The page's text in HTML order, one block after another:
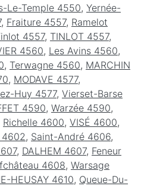
Le-Temple 4550, Yernée-
, Fraiture 4557, Ramelot
4557, TINLOT 4557,
4560, Les Avins 4560,
, Terwagne 4560, MARCHIN
, MODAVE 4577,
Huy 4577, Vierset-Barse
4590, Warzée 4590,
Richelle 4600, VISÉ 4600,
, Saint-André 4606,
, DALHEM 4607, Feneur
4608, Warsage
HEUSAY 4610, Queue-Du-